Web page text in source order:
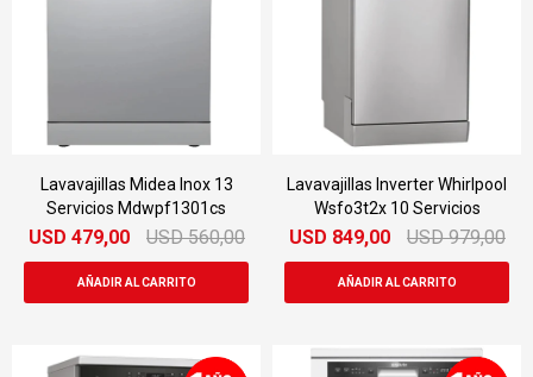
Lavavajillas Midea Inox 13
Servicios Mdwpf1301cs
USD 479,00 USD 560,00
Lavavajillas Inverter Whirlpool
Wsfo3t2x 10 Servicios
USD 849,00 USD 979,00